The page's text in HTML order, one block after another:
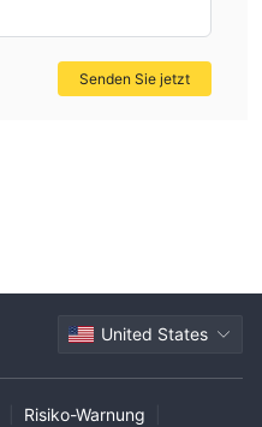
Senden Sie jetzt
United States
Risiko-Warnung